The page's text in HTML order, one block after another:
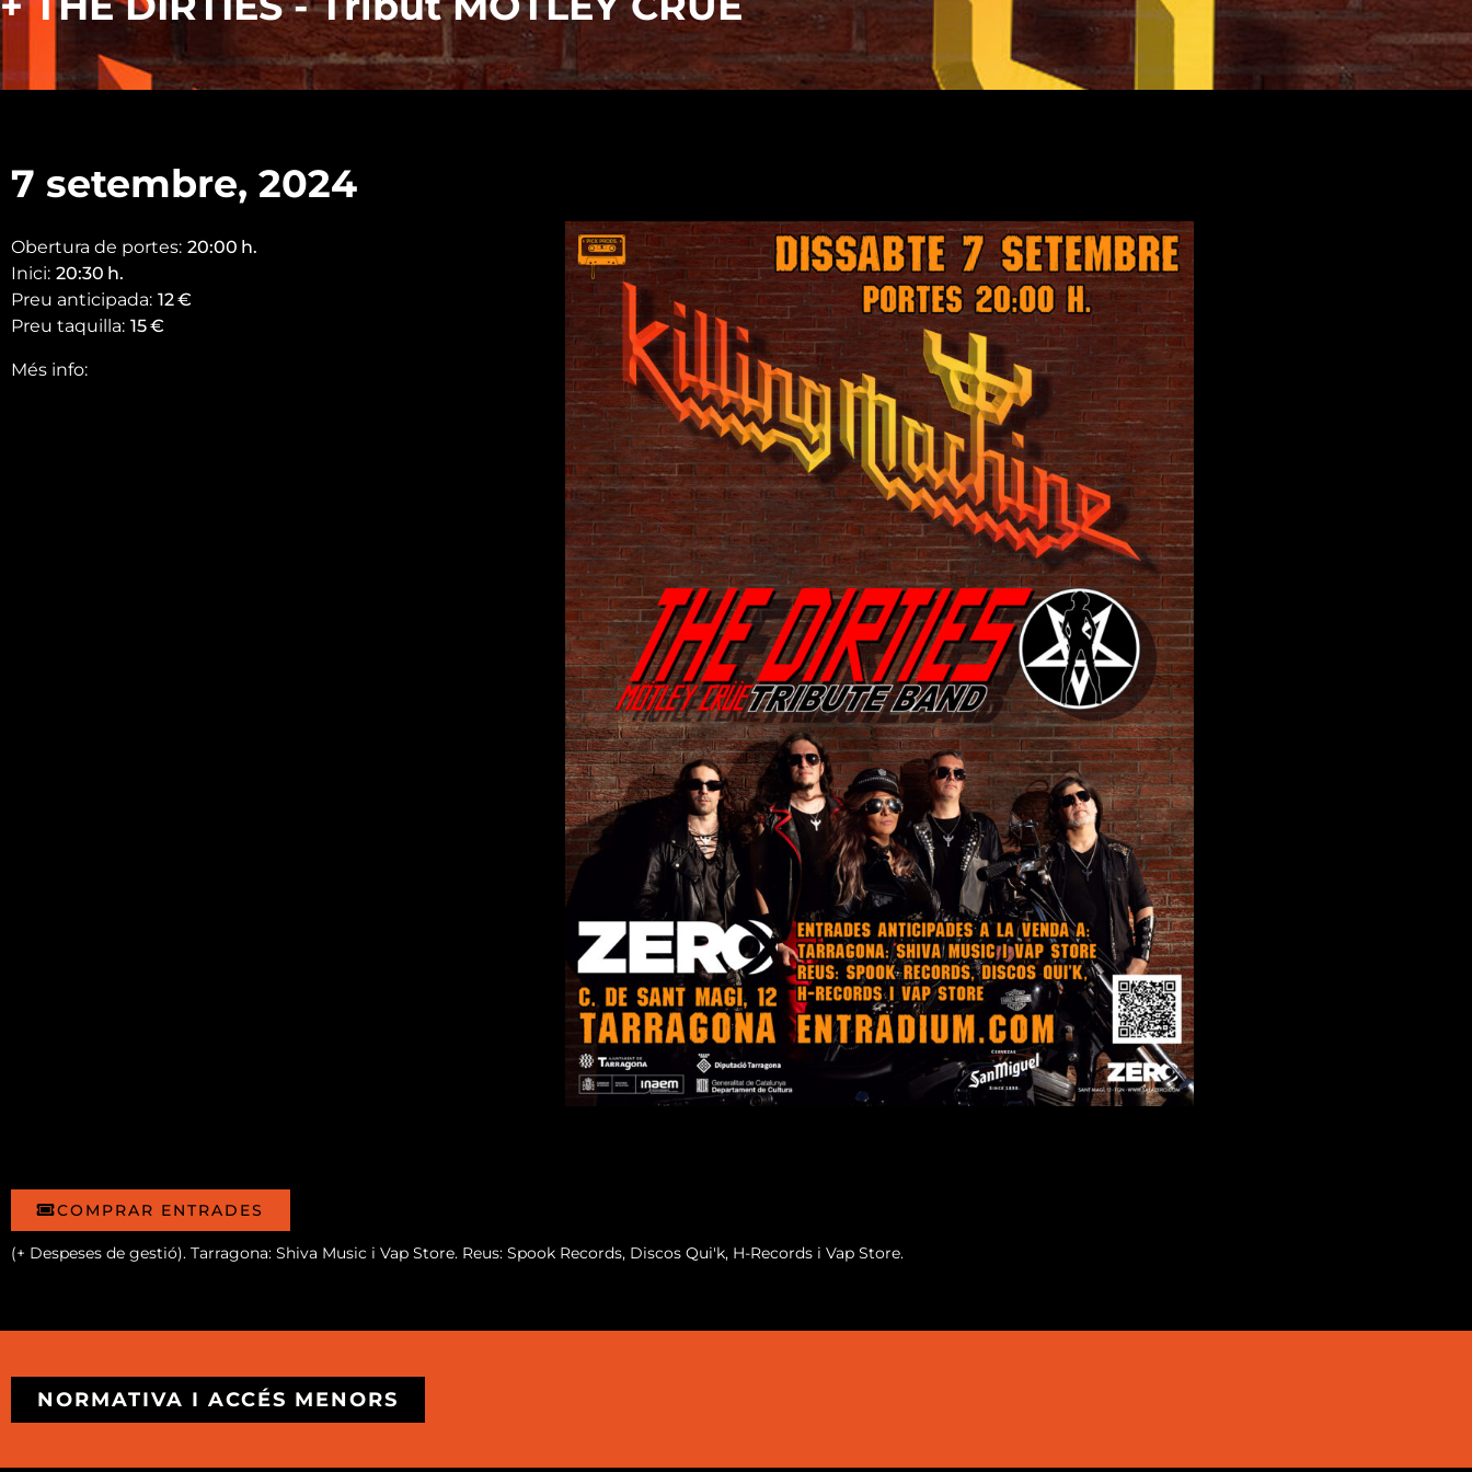
7 setembre, 2024
Obertura de portes: 20:00 h.
Inici: 20:30 h.
Preu anticipada: 12€
Preu taquilla: 15€
Més info:
COMPRAR ENTRADES
(+ Despeses de gestió). Tarragona: Shiva Music i Vap Store. Reus: Spook Records, Discos Qui'k, H-Records i Vap Store.
NORMATIVA I ACCÉS MENORS